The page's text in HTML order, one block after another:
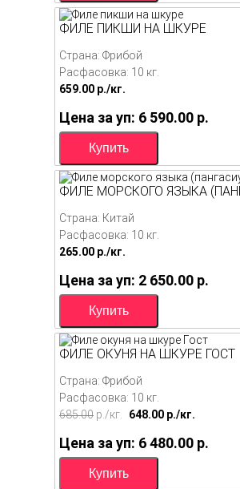
ФИЛЕ ПИКШИ НА ШКУРЕ
Страна: Фрибой
Расфасовка: 10 кг.
659.00 p./кг.
Цена за уп: 6 590.00 p.
ФИЛЕ МОРСКОГО ЯЗЫКА
Страна: Китай
Расфасовка: 10 кг.
265.00 p./кг.
Цена за уп: 2 650.00 p.
ФИЛЕ ОКУНЯ НА ШКУРЕ ГОСТ
Страна: Фрибой
Расфасовка: 10 кг.
685.00 p./кг. 648.00 p./кг.
Цена за уп: 6 480.00 p.